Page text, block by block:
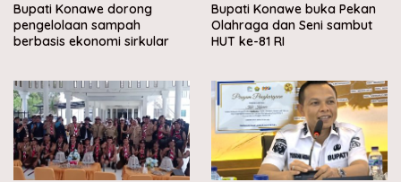
Bupati Konawe dorong
pengelolaan sampah
berbasis ekonomi sirkular
Bupati Konawe buka Pekan
Olahraga dan Seni sambut
HUT ke-81 RI